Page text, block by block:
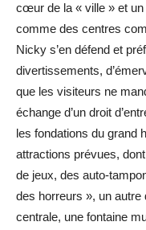
cœur de la « ville » et
comme des centres
Nicky s’en défend et
divertissements,
que les visiteurs ne
échange d’un droit
les fondations du grand
attractions prévues,
de jeux, des auto-
des horreurs », un
centrale, une fontaine